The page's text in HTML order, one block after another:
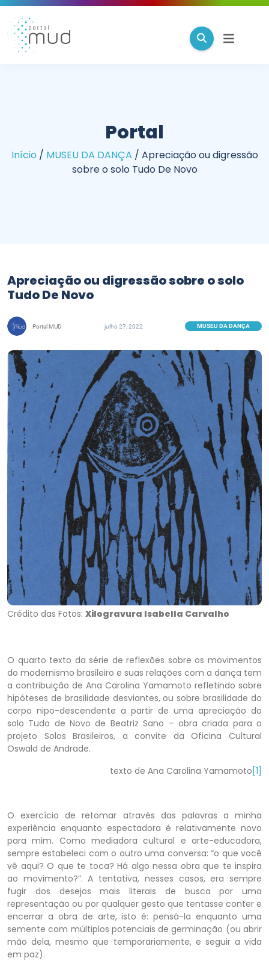
Portal
Início / MUSEU DA DANÇA / Apreciação ou digressão
sobre o solo Tudo De Novo
Apreciação ou digressão sobre o solo
Tudo De Novo
Portal MUD julho 27, 2022 MUSEU DA DANÇA
Crédito das Fotos: Xilogravura Isabella Carvalho
O quarto texto da série de reflexões sobre os movimentos
do modernismo brasileiro e suas relações com a dança tem
a contribuição de Ana Carolina Yamamoto refletindo sobre
hipóteses de brasilidade desviantes, ou sobre brasilidade do
corpo nipo-descendente a partir de uma apreciação do
solo Tudo de Novo de Beatriz Sano – obra criada para o
projeto Solos Brasileiros, a convite da Oficina Cultural
Oswald de Andrade.
texto de Ana Carolina Yamamoto [1]
O exercício de retomar através das palavras a minha
experiência enquanto espectadora é relativamente novo
para mim. Como mediadora cultural e arte-educadora,
sempre estabeleci com o outro uma conversa: “o que você
vê aqui? O que te toca? Há algo nessa obra que te inspira
ao movimento?”. A tentativa, nesses casos, era sempre
fugir dos desejos mais literais de busca por uma
representação ou por qualquer gesto que tentasse conter e
encerrar a obra de arte, isto é: pensá-la enquanto uma
semente com múltiplos potenciais de germinação (ou abrir
mão dela, mesmo que temporariamente, e seguir a vida
em paz).